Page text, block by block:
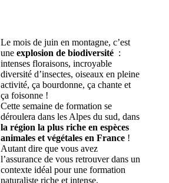
Le mois de juin en montagne, c’est
une explosion de biodiversité :
intenses floraisons, incroyable
diversité d’insectes, oiseaux en pleine
activité, ça bourdonne, ça chante et
ça foisonne !
Cette semaine de formation se
déroulera dans les Alpes du sud, dans
la région la plus riche en espèces
animales et végétales en France!
Autant dire que vous avez
l’assurance de vous retrouver dans un
contexte idéal pour une formation
naturaliste riche et intense.